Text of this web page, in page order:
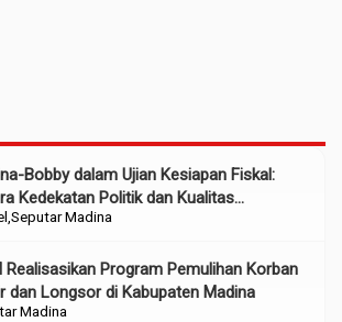
Seputar Madina
Bobby dalam Ujian Kesiapan Fiskal:
Kedekatan Politik dan Kualitas
Madina
Realisasikan Program Pemulihan Korban
dan Longsor di Kabupaten Madina